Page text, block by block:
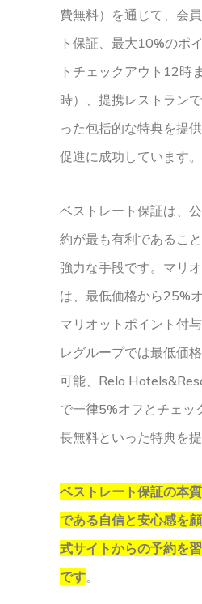
費無料）を通じて、会
ト保証、最大10%のポ
トチェックアウト12時
時）、提携レストラン
った包括的な特典を提
促進に成功しています。
ベストレート保証は、
約が最も有利であるこ
強力な手段です。マリ
は、最低価格から25%
マリオットポイント付
レグループでは最低価
可能、Relo
で一律5%オフとチェッ
長無料といった特典を提
ベストレート保証の本
である自信と安心感を
式サイトからの予約を
です。